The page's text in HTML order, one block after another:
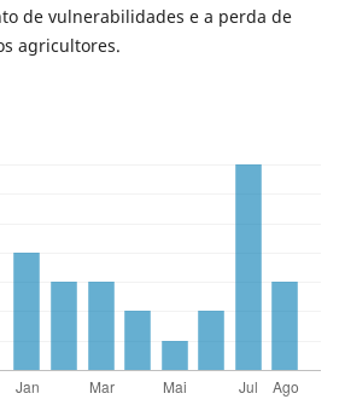
de vulnerabilidades e a perda de
agricultores.